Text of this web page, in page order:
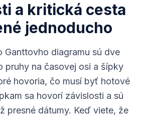
a kritická cesta
jednoducho
Ganttovho diagramu sú dve
pruhy na časovej osi a šípky
hovoria, čo musí byť hotové
sa hovorí závislosti a sú
presné dátumy. Keď viete, že